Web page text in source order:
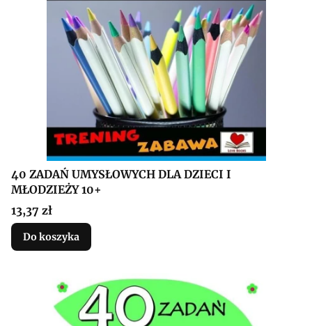
40 ZADAŃ UMYSŁOWYCH DLA DZIECI I
MŁODZIEŻY 10+
Cena
13,37 zł
Do koszyka